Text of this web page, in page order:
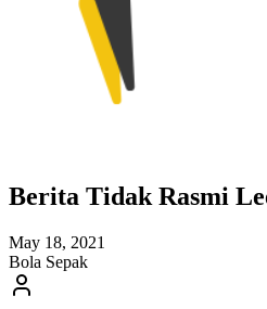
Berita Tidak Rasmi
May 18, 2021
Bola Sepak